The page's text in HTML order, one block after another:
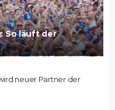
So läuft der
neuer Partner der